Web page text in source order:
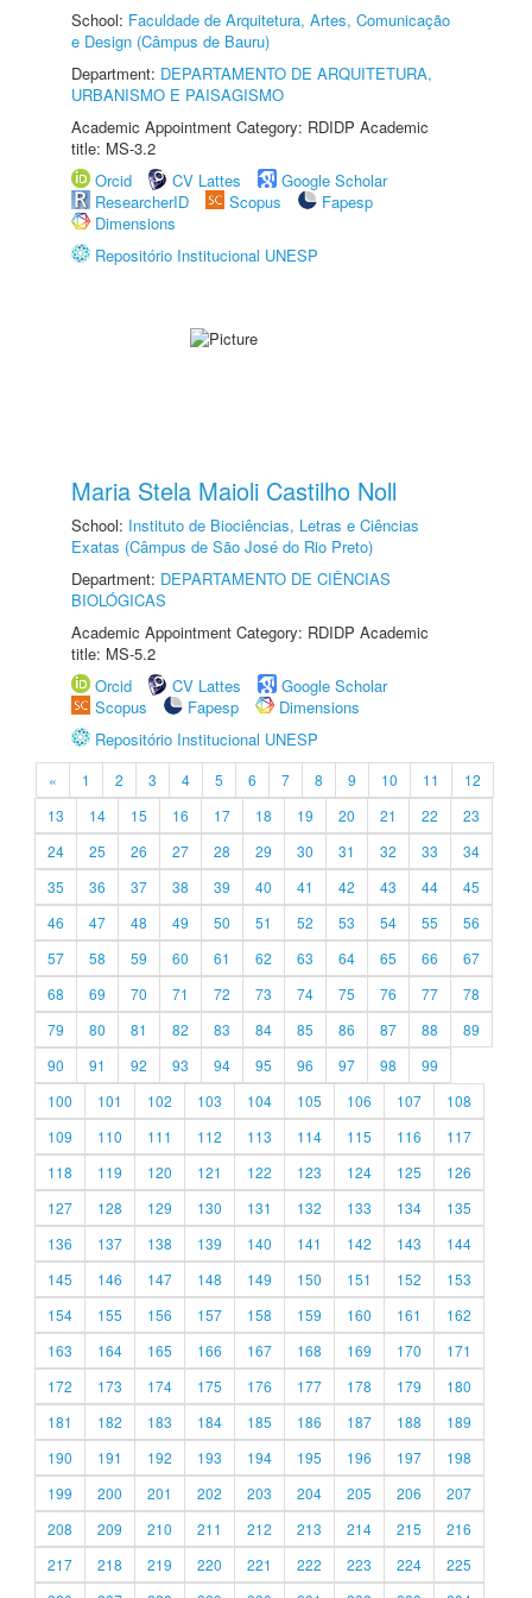
School: Faculdade de Arquitetura, Artes, Comunicação
e Design (Câmpus de Bauru)
Department: DEPARTAMENTO DE ARQUITETURA,
URBANISMO E PAISAGISMO
Academic Appointment Category: RDIDP Academic
title: MS-3.2
Orcid
CV Lattes
Google Scholar
ResearcherID
Scopus
Fapesp
Dimensions
Repositório Institucional UNESP
Maria Stela Maioli Castilho Noll
School: Instituto de Biociências, Letras e Ciências
Exatas (Câmpus de São José do Rio Preto)
Department: DEPARTAMENTO DE CIÊNCIAS
BIOLÓGICAS
Academic Appointment Category: RDIDP Academic
title: MS-5.2
Orcid
CV Lattes
Google Scholar
Scopus
Fapesp
Dimensions
Repositório Institucional UNESP
« 1 2 3 4 5 6 7 8 9 10 11
12
13
14 15 16 17 18 19 20 21 22
23
24
25 26 27 28 29 30 31 32 33
34
35
36 37 38 39 40 41 42 43 44
45
46
47 48 49 50 51 52 53 54 55
56
57
58 59 60 61 62 63 64 65 66
67
68
69 70 71 72 73 74 75 76 77
78
79
80 81 82 83 84 85 86 87 88
89
90
91 92 93 94 95 96 97 98
99
100
101 102 103 104 105 106 107
108
109
110 111 112 113 114 115 116
117
118
119 120 121 122 123 124 125
126
127
128 129 130 131 132 133 134
135
136
137 138 139 140 141 142 143
144
145
146 147 148 149 150 151 152
153
154
155 156 157 158 159 160 161
162
163
164 165 166 167 168 169 170
171
172
173 174 175 176 177 178 179
180
181
182 183 184 185 186 187 188
189
190
191 192 193 194 195 196 197
198
199
200 201 202 203 204 205 206
207
208
209 210 211 212 213 214 215
216
217
218 219 220 221 222 223 224
225